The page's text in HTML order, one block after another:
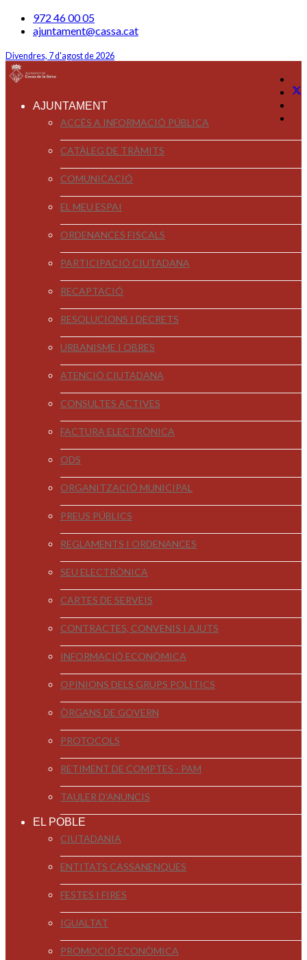
972 46 00 05
ajuntament@cassa.cat
Divendres, 7 d'agost de 2026
AJUNTAMENT
ACCÉS A INFORMACIÓ PÚBLICA
CATÀLEG DE TRÀMITS
COMUNICACIÓ
EL MEU ESPAI
ORDENANCES FISCALS
PARTICIPACIÓ CIUTADANA
RECAPTACIÓ
RESOLUCIONS I DECRETS
URBANISME I OBRES
ATENCIÓ CIUTADANA
CONSULTES ACTIVES
FACTURA ELECTRÒNICA
ODS
ORGANITZACIÓ MUNICIPAL
PREUS PÚBLICS
REGLAMENTS I ORDENANCES
SEU ELECTRÒNICA
CARTES DE SERVEIS
CONTRACTES, CONVENIS I AJUTS
INFORMACIÓ ECONÒMICA
OPINIONS DELS GRUPS POLÍTICS
ÒRGANS DE GOVERN
PROTOCOLS
RETIMENT DE COMPTES - PAM
TAULER D'ANUNCIS
EL POBLE
CIUTADANIA
ENTITATS CASSANENQUES
FESTES I FIRES
IGUALTAT
PROMOCIÓ ECONÒMICA